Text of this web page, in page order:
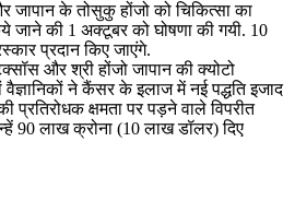
के तोसुकु होंजो को चिकित्सा का
जाने की 1 अक्टूबर को घोषणा की गयी. 10
प्रदान किए जाएंगे.
और श्री होंजो जापान की क्योटो
वैज्ञानिकों ने कैंसर के इलाज में नई पद्धति इजाद
प्रतिरोधक क्षमता पर पड़ने वाले विपरीत
90 लाख क्रोना (10 लाख डॉलर) दिए